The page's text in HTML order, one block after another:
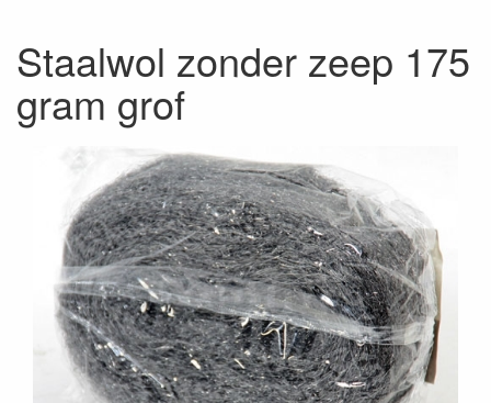
Staalwol zonder zeep 175
gram grof